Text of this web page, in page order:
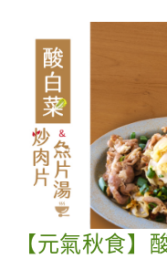
年齡不可逆，除了
刺激，攝取營養食
🔔鈴聲叮噹噹 歡聚
【番茄羅勒起司麵
麵包(法式長棍，或
番茄
【元氣秋食】